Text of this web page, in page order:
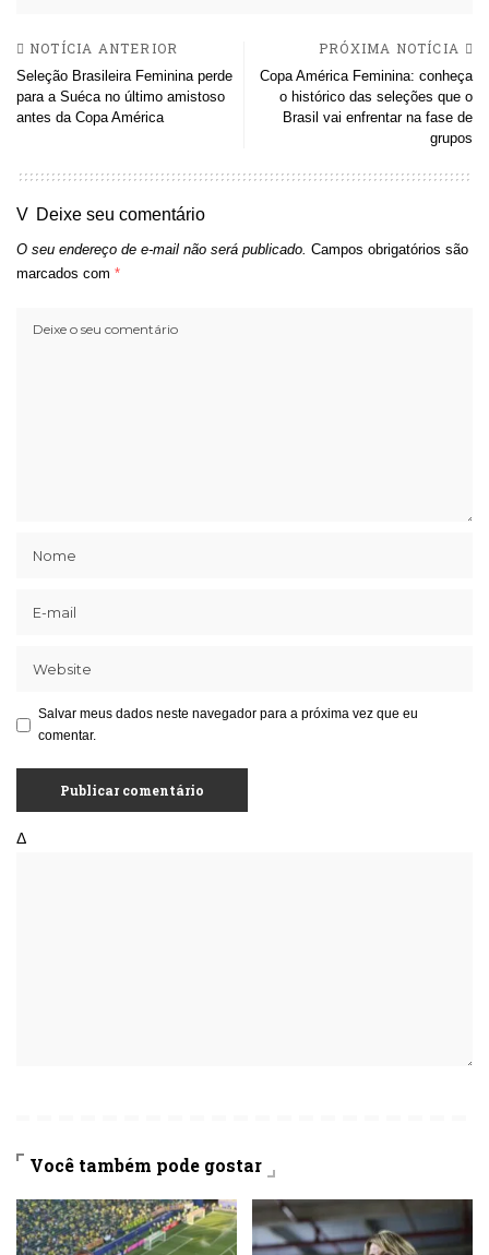
NOTÍCIA ANTERIOR
Seleção Brasileira Feminina perde
para a Suéca no último amistoso
antes da Copa América
PRÓXIMA NOTÍCIA
Copa América Feminina: conheça
o histórico das seleções que o
Brasil vai enfrentar na fase de
grupos
Deixe seu comentário
O seu endereço de e-mail não será publicado. Campos obrigatórios são
marcados com *
Salvar meus dados neste navegador para a próxima vez que eu
comentar.
Δ
Você também pode gostar